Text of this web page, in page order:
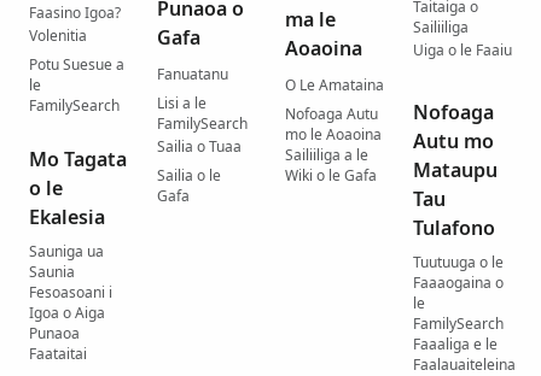
Faasino Igoa?
Volenitia
Potu Suesue a
le
FamilySearch
Mo Tagata
o le
Ekalesia
Sauniga ua
Saunia
Fesoasoani i
Igoa o Aiga
Punaoa
Faataitai
Punaoa o
Gafa
Fanuatanu
Lisi a le
FamilySearch
Sailia o Tuaa
Sailia o le
Gafa
ma le
Aoaoina
O Le Amataina
Nofoaga Autu
mo le Aoaoina
Sailiiliga a le
Wiki o le Gafa
Taitaiga o
Sailiiliga
Uiga o le Faaiu
Nofoaga
Autu mo
Mataupu
Tau
Tulafono
Tuutuuga o le
Faaaogaina o
le
FamilySearch
Faaaliga e le
Faalauaiteleina